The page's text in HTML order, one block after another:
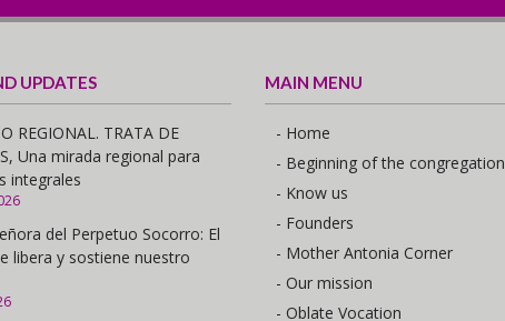
UPDATES
REGIONAL. TRATA DE
Una mirada regional para
integrales
del Perpetuo Socorro: El
libera y sostiene nuestro
MAIN MENU
- Home
- Beginning of the congregation
- Know us
- Founders
- Mother Antonia Corner
- Our mission
- Oblate Vocation